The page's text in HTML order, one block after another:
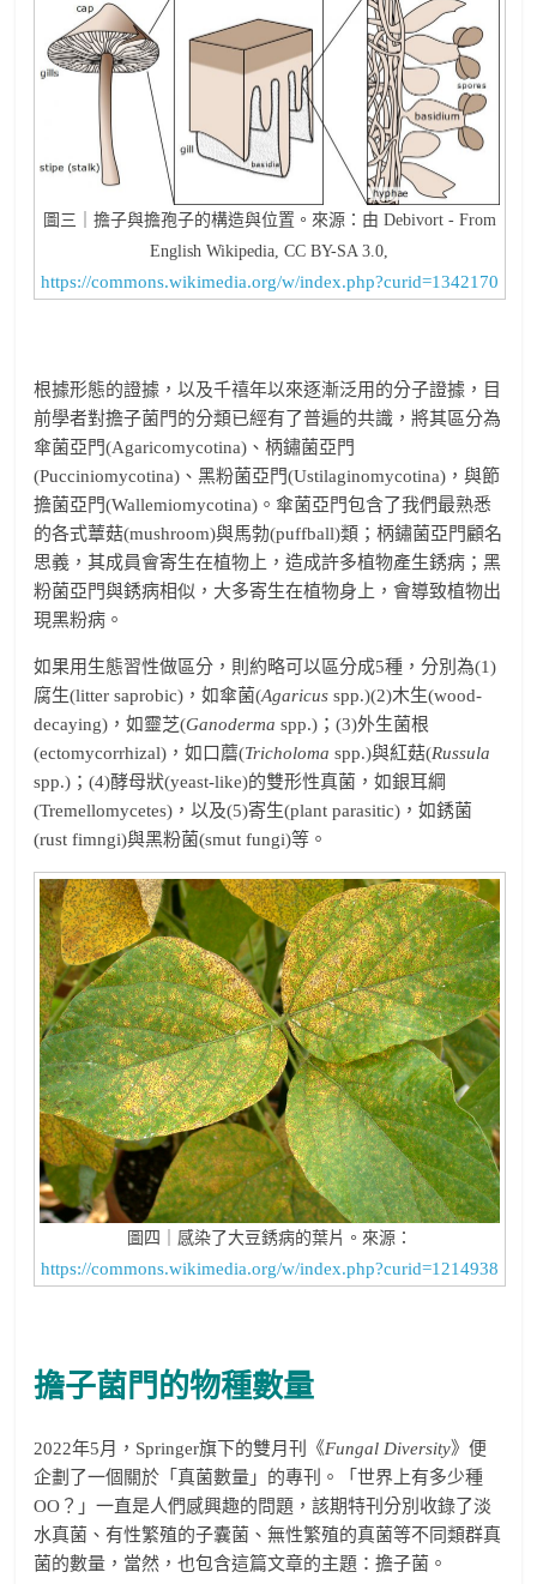
圖三｜擔子與擔孢子的構造與位置。來源：由 Debivort - From
English Wikipedia, CC BY-SA 3.0,
https://commons.wikimedia.org/w/index.php?curid=1342170
根據形態的證據，以及千禧年以來逐漸泛用的分子證據，目
前學者對擔子菌門的分類已經有了普遍的共識，將其區分為
傘菌亞門(Agaricomycotina)、柄鏽菌亞門
(Pucciniomycotina)、黑粉菌亞門(Ustilaginomycotina)，與節
擔菌亞門(Wallemiomycotina)。傘菌亞門包含了我們最熟悉
的各式蕈菇(mushroom)與馬勃(puffball)類；柄鏽菌亞門顧名
思義，其成員會寄生在植物上，造成許多植物產生銹病；黑
粉菌亞門與銹病相似，大多寄生在植物身上，會導致植物出
現黑粉病。
如果用生態習性做區分，則約略可以區分成5種，分別為(1)
腐生(litter saprobic)，如傘菌(Agaricus spp.)(2)木生(wood-
decaying)，如靈芝(Ganoderma spp.)；(3)外生菌根
(ectomycorrhizal)，如口蘑(Tricholoma spp.)與紅菇(Russula
spp.)；(4)酵母狀(yeast-like)的雙形性真菌，如銀耳綱
(Tremellomycetes)，以及(5)寄生(plant parasitic)，如銹菌
(rust fimngi)與黑粉菌(smut fungi)等。
圖四｜感染了大豆銹病的葉片。來源：
https://commons.wikimedia.org/w/index.php?curid=1214938
擔子菌門的物種數量
2022年5月，Springer旗下的雙月刊《Fungal Diversity》便
企劃了一個關於「真菌數量」的專刊。「世界上有多少種
OO？」一直是人們感興趣的問題，該期特刊分別收錄了淡
水真菌、有性繁殖的子囊菌、無性繁殖的真菌等不同類群真
菌的數量，當然，也包含這篇文章的主題：擔子菌。